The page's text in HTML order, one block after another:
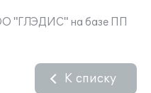
"ГЛЭДИС" на базе ПП
К списку